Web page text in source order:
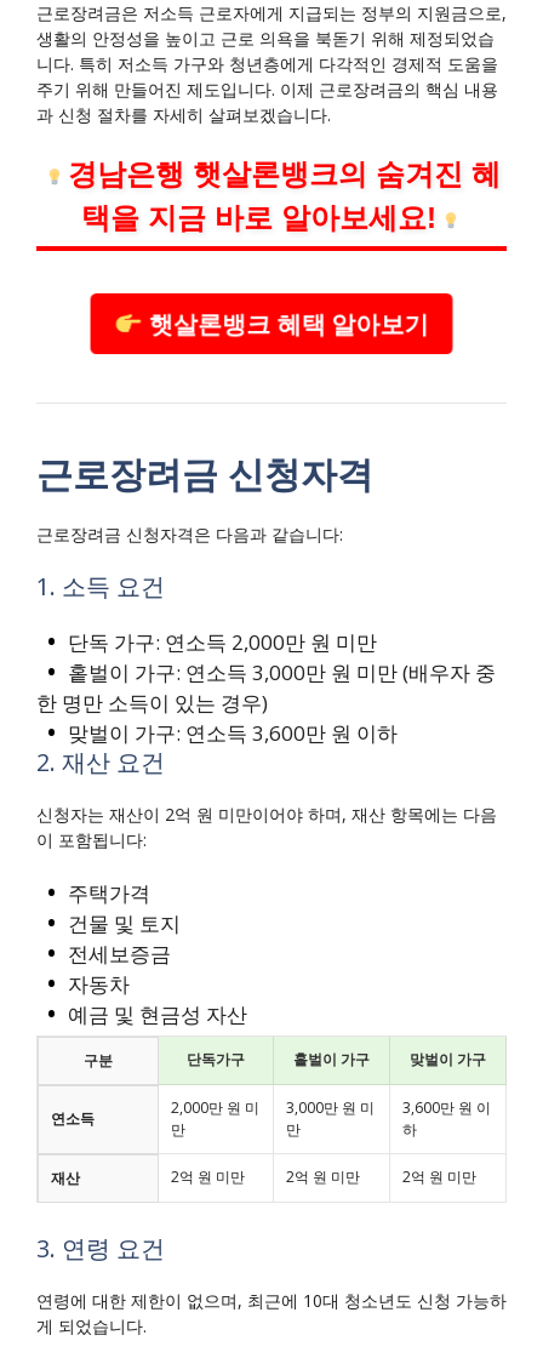
근로장려금은 저소득 근로자에게 지급되는 정부의 지원금으로,
생활의 안정성을 높이고 근로 의욕을 북돋기 위해 제정되었습
니다. 특히 저소득 가구와 청년층에게 다각적인 경제적 도움을
주기 위해 만들어진 제도입니다. 이제 근로장려금의 핵심 내용
과 신청 절차를 자세히 살펴보겠습니다.
경남은행 햇살론뱅크의 숨겨진 혜
택을 지금 바로 알아보세요!
햇살론뱅크 혜택 알아보기
근로장려금 신청자격
근로장려금 신청자격은 다음과 같습니다:
1. 소득 요건
단독 가구: 연소득 2,000만 원 미만
홑벌이 가구: 연소득 3,000만 원 미만 (배우자 중
한 명만 소득이 있는 경우)
맞벌이 가구: 연소득 3,600만 원 이하
2. 재산 요건
신청자는 재산이 2억 원 미만이어야 하며, 재산 항목에는 다음
이 포함됩니다:
주택가격
건물 및 토지
전세보증금
자동차
예금 및 현금성 자산
구분 단독가구 홑벌이 가구 맞벌이 가구
연소득
2,000만 원 미
만
3,000만 원 미
만
3,600만 원 이
하
재산 2억 원 미만 2억 원 미만 2억 원 미만
3. 연령 요건
연령에 대한 제한이 없으며, 최근에 10대 청소년도 신청 가능하
게 되었습니다.